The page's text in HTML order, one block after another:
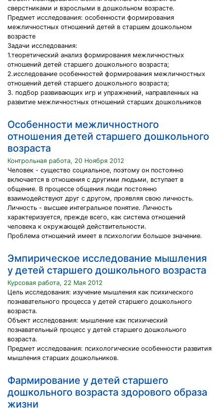
сверстниками и взрослыми в дошкольном возрасте.
Предмет исследования: особенности формирования
межличностных отношений детей в старшем дошкольном
возрасте
Задачи исследования:
1.теоретический анализ формирования межличностных
отношений детей старшего дошкольного возраста;
2.исследование особенностей формирования межличностных
отношений детей старшего дошкольного возраста;
3. подбор развивающих игр и упражнений, направленных на
развитие межличностных отношений старших дошкольников
Особенности межличностного
отношения детей старшего дошкольного
возраста
Контрольная работа, 20 Ноября 2012
Человек - существо социальное, поэтому он постоянно
включается в отношения с другими людьми, вступает в
общение. В процессе общения люди постоянно
взаимодействуют друг с другом, проявляя свою личность.
Личность - высшее интегральное понятие. Личность
характеризуется, прежде всего, как система отношений
человека к окружающей действительности.
Проблема отношений имеет в психологии большое значение.
Эмпирическое исследование мышления
у детей старшего дошкольного возраста
Курсовая работа, 22 Мая 2012
Цель исследования: изучение мышления как психического
познавательного процесса у детей старшего дошкольного
возраста.
Объект исследования: мышление как психический
познавательный процесс у детей старшего дошкольного
возраста.
Предмет исследования: психологические особенности развития
мышления старших дошкольников.
Фармирование у детей старшего
дошкольного возраста здорового образа
жизни